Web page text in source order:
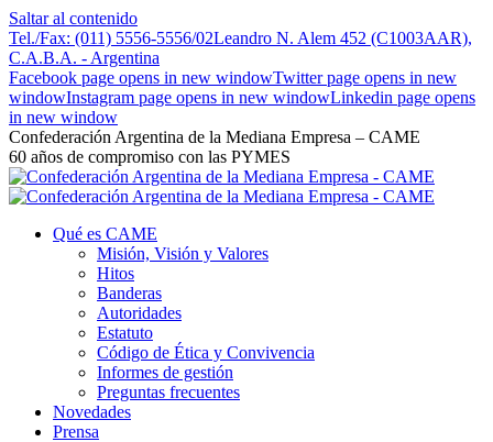
Saltar al contenido
Tel./Fax: (011) 5556-5556/02Leandro N. Alem 452 (C1003AAR),
C.A.B.A. - Argentina
Facebook page opens in new windowTwitter page opens in new
windowInstagram page opens in new windowLinkedin page opens
in new window
Confederación Argentina de la Mediana Empresa – CAME
60 años de compromiso con las PYMES
Qué es CAME
Misión, Visión y Valores
Hitos
Banderas
Autoridades
Estatuto
Código de Ética y Convivencia
Informes de gestión
Preguntas frecuentes
Novedades
Prensa